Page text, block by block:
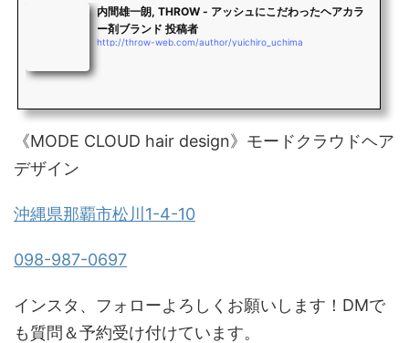
内間雄一朗, THROW - アッシュにこだわったヘアカラ
ー剤ブランド 投稿者
http://throw-web.com/author/yuichiro_uchima
《MODE CLOUD hair design》モードクラウドヘア
デザイン
沖縄県那覇市松川1-4-10
098-987-0697
インスタ、フォローよろしくお願いします！DMで
も質問＆予約受け付けています。